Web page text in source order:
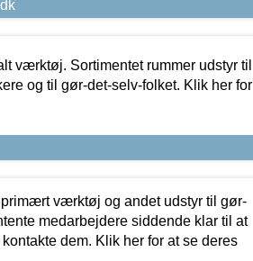
værktøj. Sortimentet rummer udstyr til
og til gør-det-selv-folket. Klik her for
værktøj og andet udstyr til gør-
medarbejdere siddende klar til at
dem. Klik her for at se deres